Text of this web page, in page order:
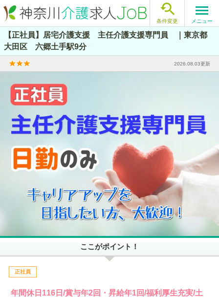

条件変更 メニュー
【正社員】居宅介護支援 主任介護支援専門員 ｜東京都
大田区 六郷土手駅9分
2026.08.03更新
ここがポイント！
正社員
年間休日116日/賞与年2回・昇給年1回/福利厚生充実/土